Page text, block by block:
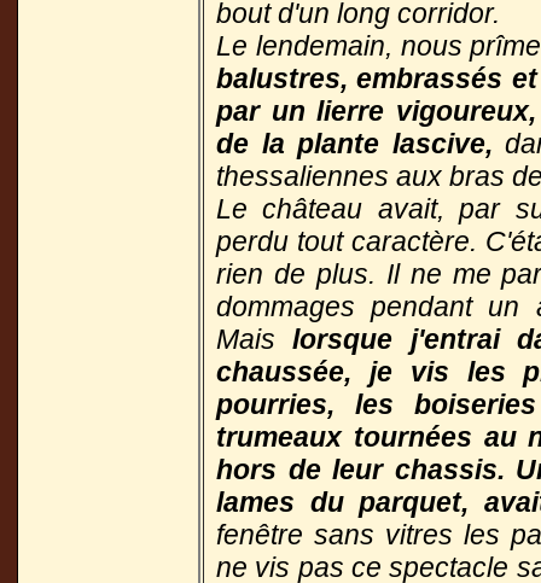
bout d'un long corridor.
Le lendemain, nous
balustres, embrassés
par un lierre
de la plante lascive,
thessaliennes aux bras
Le château avait, par
perdu tout caractère.
rien de plus. Il ne me
dommages pendant un
Maislorsque j'entrai
chaussée, je vis les
pourries, les
trumeaux tournées au
hors de leur chassis.
lames du parquet,
fenêtre sans vitres les
ne vis pas ce spectacle